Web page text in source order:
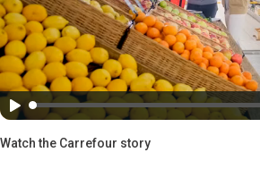
Watch the Carrefour story